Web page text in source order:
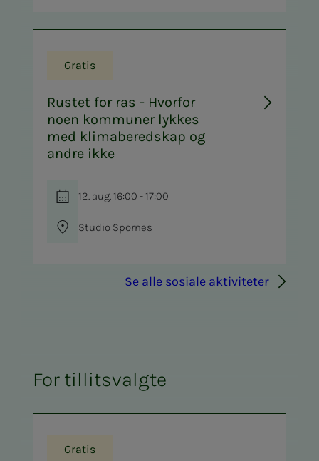
Gratis
Rustet for ras - Hvorfor
noen kommuner lykkes
med klimaberedskap og
andre ikke
12. aug. 16:00 - 17:00
Studio Spornes
Se alle sosiale aktiviteter
For tillitsvalgte
Gratis